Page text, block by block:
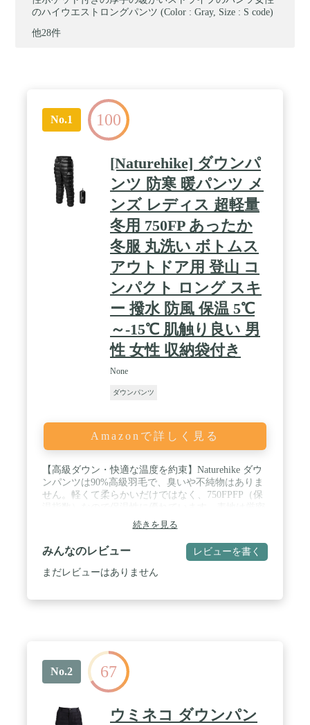
のハイウエストロングパンツ (Color : Gray, Size : S code)
他28件
No.1 100
[Naturehike] ダウンパ
ンツ 防寒 暖パンツ メ
ンズ レディス 超軽量
冬用 750FP あったか
冬服 丸洗い ボトムス
アウトドア用 登山 コ
ンパクト ロング スキ
ー 撥水 防風 保温 5℃
～-15℃ 肌触り良い 男
性 女性 収納袋付き
None
ダウンパンツ
Amazonで詳しく見る
【高級ダウン・快適な温度を約束】Naturehike ダウ
ンパンツは90%高級羽毛で、臭いや不純物はありま
せん。軽くて柔らかいだけではなく、750FPFP（保
な20D 400Tナイロンを採用、防水機能を持ち、良い
耐久性があり、羽毛の漏れを防止することもできま
す。それに、上等な材質なので肌触りも優しいで
す。 / 【超軽量・コンパクト】Naturehike超軽量パン
ツは軽く、小さく畳めて、また防水収納袋が付属さ
んなでご利用いただけます。袖口は伸縮性のデザイ
ンで、冷気の侵入に防ぐことができます。 / 【サイ
ズ・ご注意】S (ウエスト68~94cm 長さ102cm）、 M
(ウエスト71~97cm 長さ104cm）、 L (ウエスト
74~100cm 長さ106cm）、XL (ウエスト77~103cm 長
さ108cm）、XXL (ウエスト81~106cm 長さ
続きを見る
みんなのレビュー レビューを書く
まだレビューはありません
No.2 67
ウミネコ ダウンパン